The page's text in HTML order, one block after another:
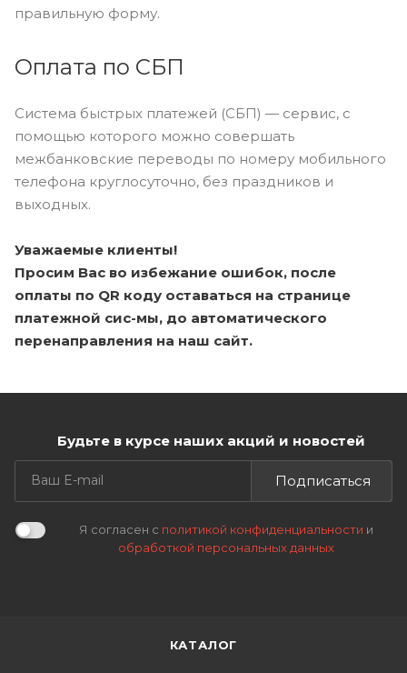
правильную форму.
Оплата по СБП
Система быстрых платежей (СБП) — сервис, с
помощью которого можно совершать
межбанковские переводы по номеру мобильного
телефона круглосуточно, без праздников и
выходных.
Уважаемые клиенты!
Просим Вас во избежание ошибок, после
оплаты по QR коду оставаться на странице
платежной сис-мы, до автоматического
перенаправления на наш сайт.
Будьте в курсе наших акций и новостей
Подписаться
Я согласен с политикой конфиденциальности и
обработкой персональных данных
КАТАЛОГ